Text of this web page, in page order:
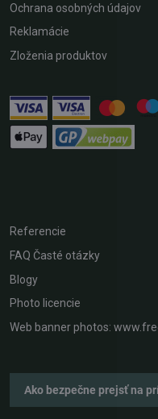
Ochrana osobných údajov
Reklamácie
Zloženia produktov
Referencie
FAQ Časté otázky
Blogy
Photo licencie
Web banner photos:
Ako bezpečne prejsť na